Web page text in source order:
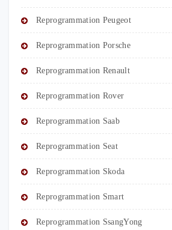
Reprogrammation Peugeot
Reprogrammation Porsche
Reprogrammation Renault
Reprogrammation Rover
Reprogrammation Saab
Reprogrammation Seat
Reprogrammation Skoda
Reprogrammation Smart
Reprogrammation SsangYong